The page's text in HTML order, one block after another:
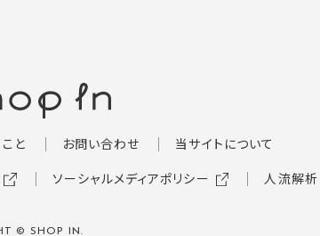
と お問い合わせ
当サイトについて
ソーシャルメディアポリシー 人流解析
© SHOP IN.